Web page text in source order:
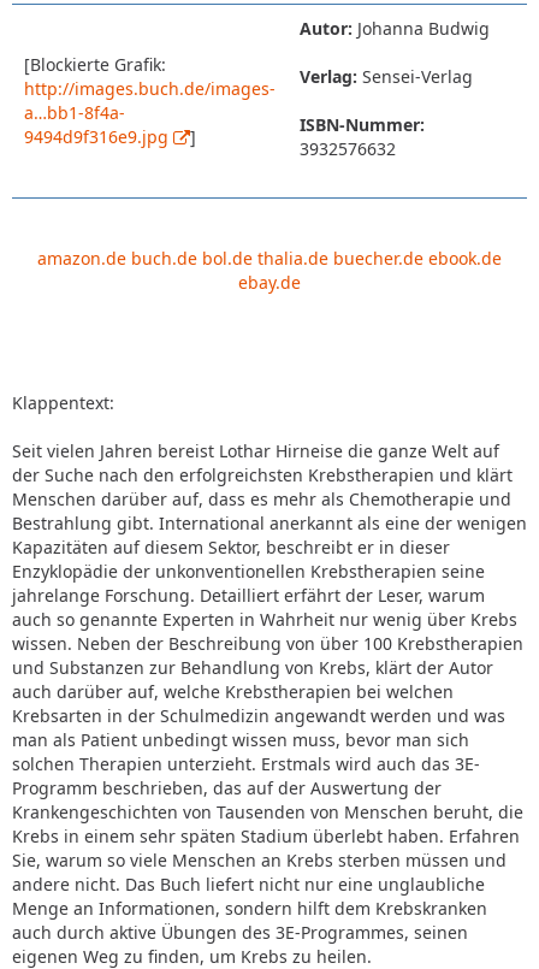
[Blockierte Grafik:
http://images.buch.de/images-
a…bb1-8f4a-
9494d9f316e9.jpg
]
Autor: Johanna Budwig
Verlag: Sensei-Verlag
ISBN-Nummer:
3932576632
amazon.de buch.de bol.de thalia.de buecher.de ebook.de
ebay.de
Klappentext:
Seit vielen Jahren bereist Lothar Hirneise die ganze Welt auf
der Suche nach den erfolgreichsten Krebstherapien und klärt
Menschen darüber auf, dass es mehr als Chemotherapie und
Bestrahlung gibt. International anerkannt als eine der wenigen
Kapazitäten auf diesem Sektor, beschreibt er in dieser
Enzyklopädie der unkonventionellen Krebstherapien seine
jahrelange Forschung. Detailliert erfährt der Leser, warum
auch so genannte Experten in Wahrheit nur wenig über Krebs
wissen. Neben der Beschreibung von über 100 Krebstherapien
und Substanzen zur Behandlung von Krebs, klärt der Autor
auch darüber auf, welche Krebstherapien bei welchen
Krebsarten in der Schulmedizin angewandt werden und was
man als Patient unbedingt wissen muss, bevor man sich
solchen Therapien unterzieht. Erstmals wird auch das 3E-
Programm beschrieben, das auf der Auswertung der
Krankengeschichten von Tausenden von Menschen beruht, die
Krebs in einem sehr späten Stadium überlebt haben. Erfahren
Sie, warum so viele Menschen an Krebs sterben müssen und
andere nicht. Das Buch liefert nicht nur eine unglaubliche
Menge an Informationen, sondern hilft dem Krebskranken
auch durch aktive Übungen des 3E-Programmes, seinen
eigenen Weg zu finden, um Krebs zu heilen.